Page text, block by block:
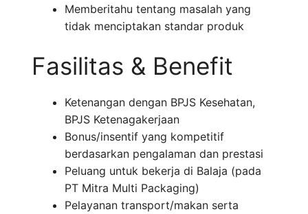
Memberitahu tentang masalah yang
tidak menciptakan standar produk
Fasilitas & Benefit
Ketenangan dengan BPJS Kesehatan,
BPJS Ketenagakerjaan
Bonus/insentif yang kompetitif
berdasarkan pengalaman dan prestasi
Peluang untuk bekerja di Balaja (pada
PT Mitra Multi Packaging)
Pelayanan transport/makan serta